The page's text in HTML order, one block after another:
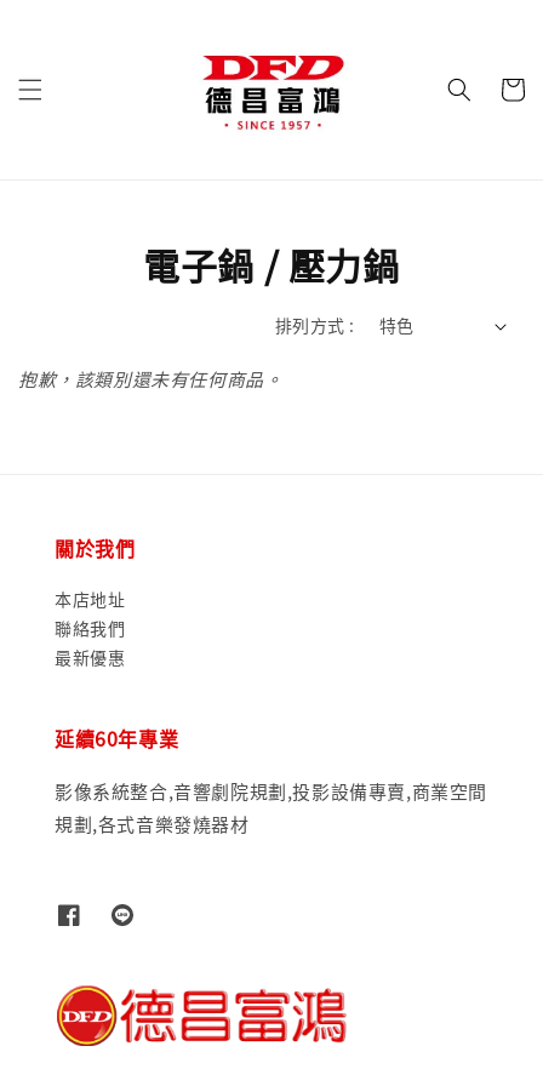
電子鍋 / 壓力鍋
排列方式 :
抱歉，該類別還未有任何商品。
關於我們
本店地址
聯絡我們
最新優惠
延續60年專業
影像系統整合,音響劇院規劃,投影設備專賣,商業空間
規劃,各式音樂發燒器材